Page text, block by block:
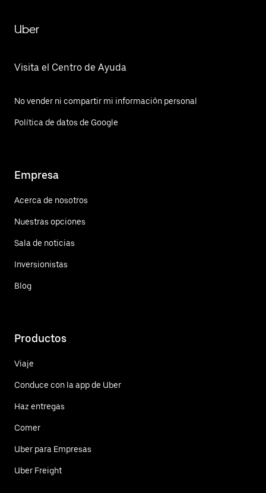
Uber
Visita el Centro de Ayuda
No vender ni compartir mi información personal
Política de datos de Google
Empresa
Acerca de nosotros
Nuestras opciones
Sala de noticias
Inversionistas
Blog
Productos
Viaje
Conduce con la app de Uber
Haz entregas
Comer
Uber para Empresas
Uber Freight